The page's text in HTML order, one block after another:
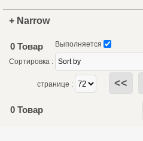
+ Narrow
0 Товар Выполняется
Сортировка :
странице : <<
0 Товар